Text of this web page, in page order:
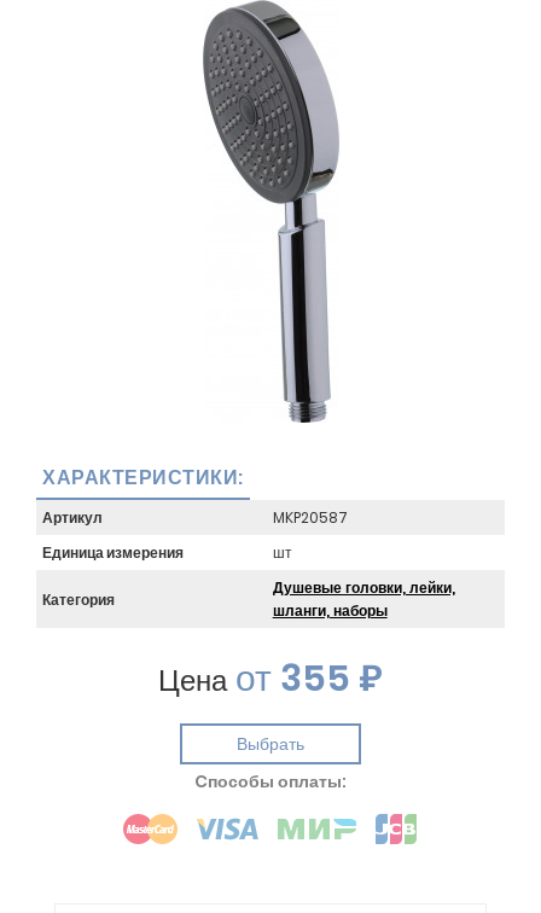
ХАРАКТЕРИСТИКИ:
Артикул
MKP20587
Единица измерения
шт
Категория
Душевые головки, лейки,
шланги, наборы
Ценаот355 ₽
Выбрать
Cпособы оплаты: